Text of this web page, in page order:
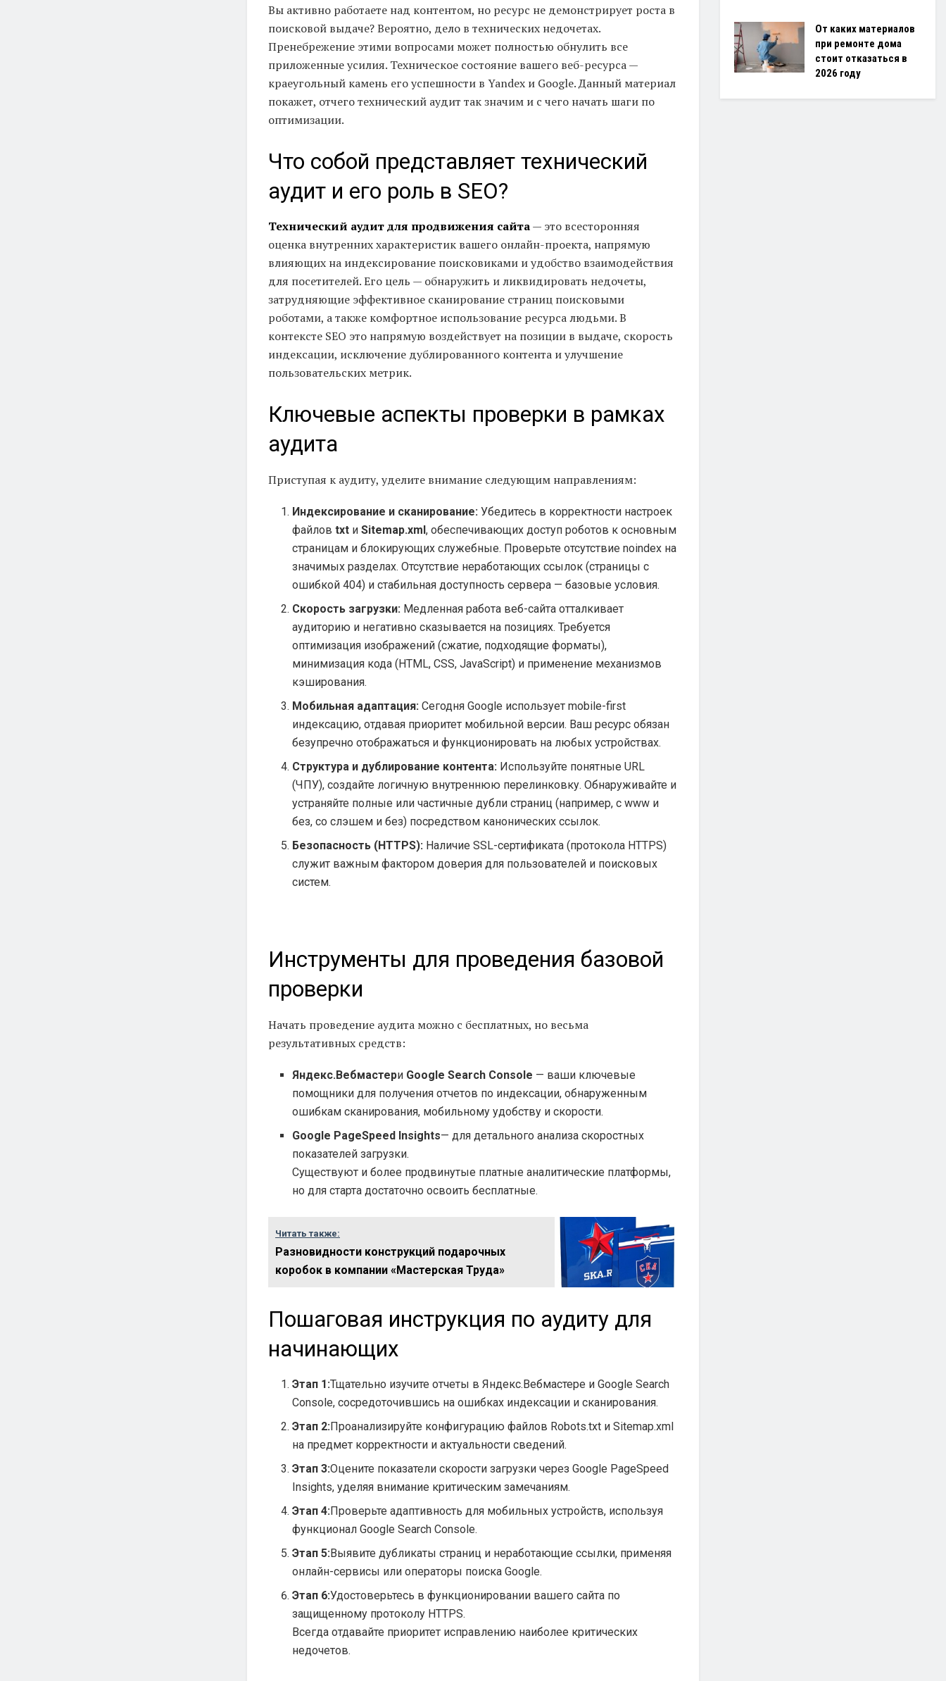
Вы активно работаете над контентом, но ресурс не демонстрирует роста в
поисковой выдаче? Вероятно, дело в технических недочетах.
Пренебрежение этими вопросами может полностью обнулить все
приложенные усилия. Техническое состояние вашего веб-ресурса —
краеугольный камень его успешности в Yandex и Google. Данный материал
покажет, отчего технический аудит так значим и с чего начать шаги по
оптимизации.
Что собой представляет технический
аудит и его роль в SEO?
Технический аудит для продвижения сайта— это всесторонняя
оценка внутренних характеристик вашего онлайн-проекта, напрямую
влияющих на индексирование поисковиками и удобство взаимодействия
для посетителей. Его цель — обнаружить и ликвидировать недочеты,
затрудняющие эффективное сканирование страниц поисковыми
роботами, а также комфортное использование ресурса людьми. В
контексте SEO это напрямую воздействует на позиции в выдаче, скорость
индексации, исключение дублированного контента и улучшение
пользовательских метрик.
Ключевые аспекты проверки в рамках
аудита
Приступая к аудиту, уделите внимание следующим направлениям:
Индексирование и сканирование:Убедитесь в корректности настроек
файловtxt иSitemap.xml, обеспечивающих доступ роботов к основным
страницам и блокирующих служебные. Проверьте отсутствие noindex на
значимых разделах. Отсутствие неработающих ссылок (страницы с
ошибкой 404) и стабильная доступность сервера — базовые условия.
Скорость загрузки: Медленная работа веб-сайта отталкивает
аудиторию и негативно сказывается на позициях. Требуется
оптимизация изображений (сжатие, подходящие форматы),
минимизация кода (HTML, CSS, JavaScript) и применение механизмов
кэширования.
Мобильная адаптация:Сегодня Google использует mobile-first
индексацию, отдавая приоритет мобильной версии. Ваш ресурс обязан
безупречно отображаться и функционировать на любых устройствах.
Структура и дублирование контента: Используйте понятные URL
(ЧПУ), создайте логичную внутреннюю перелинковку. Обнаруживайте и
устраняйте полные или частичные дубли страниц (например, с www и
без, со слэшем и без) посредством канонических ссылок.
Безопасность (HTTPS): Наличие SSL-сертификата (протокола HTTPS)
служит важным фактором доверия для пользователей и поисковых
систем.
Инструменты для проведения базовой
проверки
Начать проведение аудита можно с бесплатных, но весьма
результативных средств:
Яндекс.Вебмастери Google Search Console — ваши ключевые
помощники для получения отчетов по индексации, обнаруженным
ошибкам сканирования, мобильному удобству и скорости.
Google PageSpeed Insights— для детального анализа скоростных
показателей загрузки.
Существуют и более продвинутые платные аналитические платформы,
но для старта достаточно освоить бесплатные.
Читать также:
Разновидности конструкций подарочных
коробок в компании «Мастерская Труда»
Пошаговая инструкция по аудиту для
начинающих
Этап 1:Тщательно изучите отчеты в Яндекс.Вебмастере и Google Search
Console, сосредоточившись на ошибках индексации и сканирования.
Этап 2:Проанализируйте конфигурацию файлов Robots.txt и Sitemap.xml
на предмет корректности и актуальности сведений.
Этап 3:Оцените показатели скорости загрузки через Google PageSpeed
Insights, уделяя внимание критическим замечаниям.
Этап 4:Проверьте адаптивность для мобильных устройств, используя
функционал Google Search Console.
Этап 5:Выявите дубликаты страниц и неработающие ссылки, применяя
онлайн-сервисы или операторы поиска Google.
Этап 6:Удостоверьтесь в функционировании вашего сайта по
защищенному протоколу HTTPS.
Всегда отдавайте приоритет исправлению наиболее критических
недочетов.
От каких материалов
при ремонте дома
стоит отказаться в
2026 году